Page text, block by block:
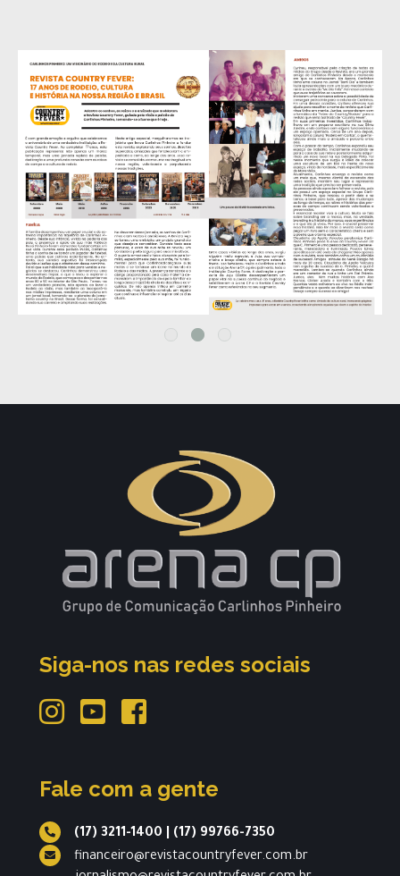
Siga-nos nas redes sociais
Fale com a gente
(17) 3211-1400
(17) 99766-7350
financeiro@revistacountryfever.com.br